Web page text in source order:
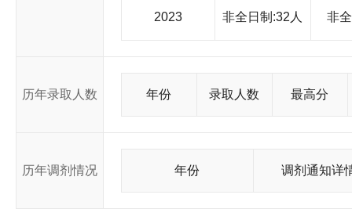
2023 非全日制:32人 非
历年录取人数 年份 录取人数 最高分
历年调剂情况 年份 调剂通知详